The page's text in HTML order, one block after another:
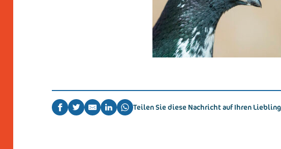
Teilen Sie diese Nachricht auf Ihren